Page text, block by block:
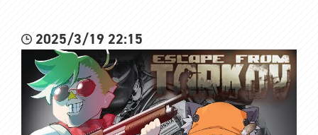
2025/3/19 22:15